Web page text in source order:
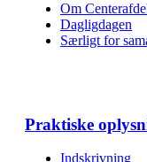
Om
Dagligdagen
Særligt for
Praktiske
Indskrivning